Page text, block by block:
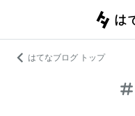
はてなブログ トップ